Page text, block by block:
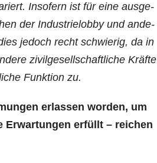
Inso­fern ist für eine aus­ge­
der Indus­trie­lob­by und ande­
jedoch recht schwie­rig, da in
zivil­ge­sell­schaft­li­che Kräf­te
Funk­ti­on zu.
erlas­sen wor­den, um
Erwar­tun­gen erfüllt – rei­chen